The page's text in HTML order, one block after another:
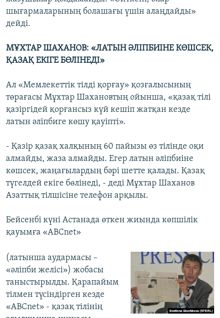
шығармаларының болашағы үшін алаңдайды»
дейді.
МҰХТАР ШАХАНОВ: «ЛАТЫН ӘЛІПБИІНЕ КӨШСЕК,
ҚАЗАҚ ЕКІГЕ БӨЛІНЕДІ»
Ал «Мемлекеттік тілді қорғау» қозғалысының
төрағасы Мұхтар Шахановтың ойынша, «қазақ тілі
қазіргідей қорғансыз күй кешіп жатқан кезде
латын әліпбиге көшу қауіпті».
- Қазір қазақ халқының 60 пайызы өз тілінде оқи
алмайды, жаза алмайды. Егер латын әліпбиіне
көшсек, жаңағылардың бәрі шетте қалады. Қазақ
түгелдей екіге бөлінеді, - деді Мұхтар Шаханов
Азаттық тілшісіне телефон арқылы.
Бейсенбі күні Астанада өткен жиында көпшілік
қауымға «ABCnet»
(латынша аудармасы –
«әліпби желісі») жобасы
таныстырылды. Қарапайым
тілмен түсіндірген кезде
«ABCnet» - қазақ тілінің